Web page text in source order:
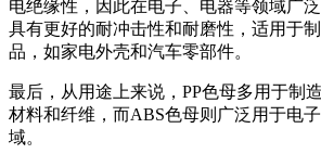
电绝缘性，因此在电子、电器等领域广
具有更好的耐冲击性和耐磨性，适用于
品，如家电外壳和汽车零部件。
最后，从用途上来说，PP色母多用于制
材料和纤维，而ABS色母则广泛用于电
域。